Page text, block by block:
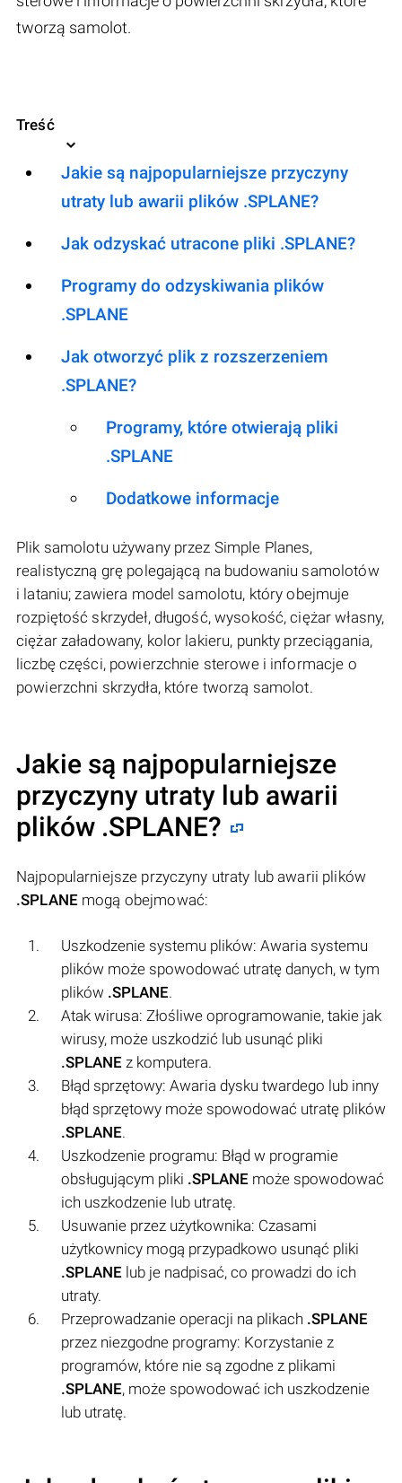
tworzą samolot.
Treść
Jakie są najpopularniejsze przyczyny
utraty lub awarii plików .SPLANE?
Jak odzyskać utracone pliki .SPLANE?
Programy do odzyskiwania plików
.SPLANE
Jak otworzyć plik z rozszerzeniem
.SPLANE?
Programy, które otwierają pliki
.SPLANE
Dodatkowe informacje
Plik samolotu używany przez Simple Planes,
realistyczną grę polegającą na budowaniu samolotów
i lataniu; zawiera model samolotu, który obejmuje
rozpiętość skrzydeł, długość, wysokość, ciężar własny,
ciężar załadowany, kolor lakieru, punkty przeciągania,
liczbę części, powierzchnie sterowe i informacje o
powierzchni skrzydła, które tworzą samolot.
Jakie są najpopularniejsze
przyczyny utraty lub awarii
plików .SPLANE?
Najpopularniejsze przyczyny utraty lub awarii plików
.SPLANE mogą obejmować:
Uszkodzenie systemu plików: Awaria systemu
plików może spowodować utratę danych, w tym
plików .SPLANE.
Atak wirusa: Złośliwe oprogramowanie, takie jak
wirusy, może uszkodzić lub usunąć pliki
.SPLANE z komputera.
Błąd sprzętowy: Awaria dysku twardego lub inny
błąd sprzętowy może spowodować utratę plików
.SPLANE.
Uszkodzenie programu: Błąd w programie
obsługującym pliki .SPLANE może spowodować
ich uszkodzenie lub utratę.
Usuwanie przez użytkownika: Czasami
użytkownicy mogą przypadkowo usunąć pliki
.SPLANE lub je nadpisać, co prowadzi do ich
utraty.
Przeprowadzanie operacji na plikach .SPLANE
przez niezgodne programy: Korzystanie z
programów, które nie są zgodne z plikami
.SPLANE, może spowodować ich uszkodzenie
lub utratę.